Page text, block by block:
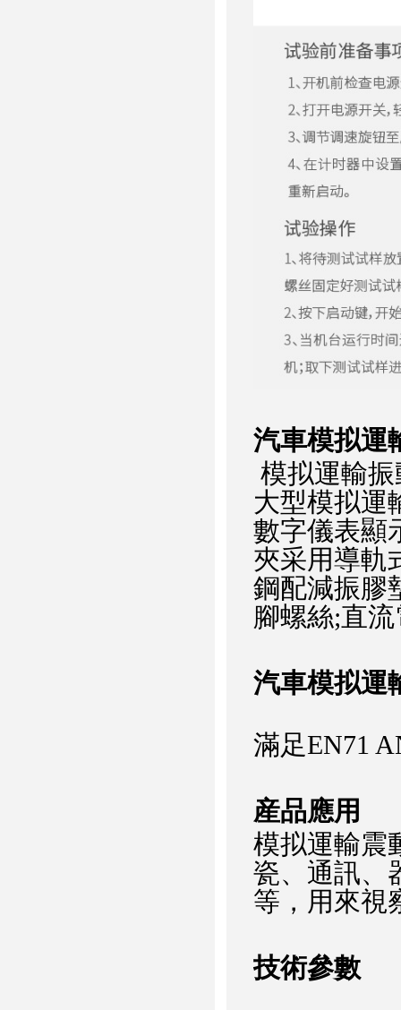
汽車模拟運
模拟運輸
大型模拟運
數字儀表顯
夾采用導軌
鋼配減振膠
腳螺絲;直
汽車模拟運
滿足EN71
産品應用
模拟運輸震
瓷、通訊、
等，用來視
技術參數